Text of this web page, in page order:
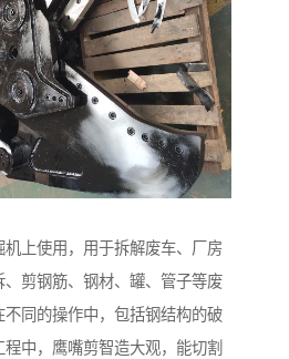
上使用，用于拆解废车、厂房
剪钢筋、钢材、罐、管子等废
同的操作中，包括钢结构的破
中，鹰嘴剪智造大观，能切割